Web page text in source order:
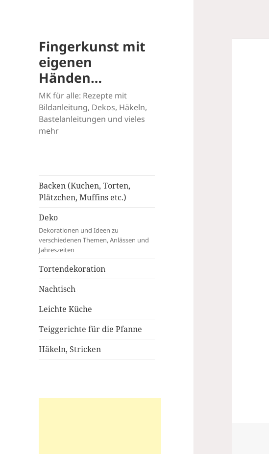
Fingerkunst mit
eigenen
Händen…
MK für alle: Rezepte mit
Bildanleitung, Dekos, Häkeln,
Bastelanleitungen und vieles
mehr
Backen (Kuchen, Torten,
Plätzchen, Muffins etc.)
Deko
Dekorationen und Ideen zu
verschiedenen Themen, Anlässen und
Jahreszeiten
Tortendekoration
Nachtisch
Leichte Küche
Teiggerichte für die Pfanne
Häkeln, Stricken